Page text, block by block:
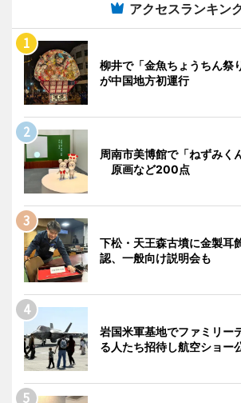
アクセスランキン
柳井で「金魚ちょうちん
が中国地方初運行
周南市美博館で「ねずみく
原画など200点
下松・天王森古墳に金製
認、一般向け説明会も
岩国米軍基地でファミリ
る人たち招待し航空ショー